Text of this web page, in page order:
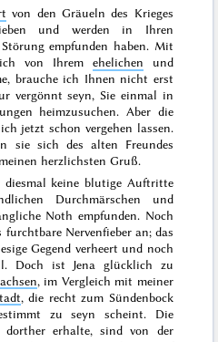
von den Gräueln des Krieges
und werden in Ihren
empfunden haben. Mit
von Ihrem ehelichen und
brauche ich Ihnen nicht erst
vergönnt seyn, Sie einmal in
heimzusuchen. Aber die
jetztschon vergehen lassen.
sie sich des alten Freundes
herzlichsten Gruß.
diesmal keine blutige Auftritte
Durchmärschen und
Noth empfunden. Noch
Nervenfieber an; das
Gegend verheert und noch
Doch ist Jena glücklich zu
, im Vergleich mit meiner
, die recht zum Sündenbock
zu seyn scheint. Die
erhalte, sind von der